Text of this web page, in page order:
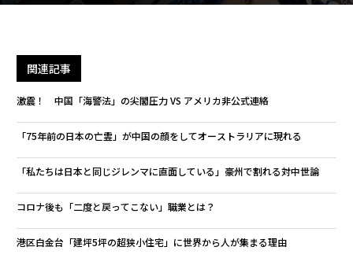
関連記事
激震！ 中国「海警法」の尖閣圧力 VS アメリカ非公式連絡
「75年前の日本の亡霊」が中国の顔をしてオーストラリアに現れる
「私たちは日本と同じジレンマに直面している」豪州で割れる対中世論
コロナ後も「二度と戻ってこない」職業とは？
港区白金台「建坪5坪の超狭小住宅」に世界から人が集まる理由